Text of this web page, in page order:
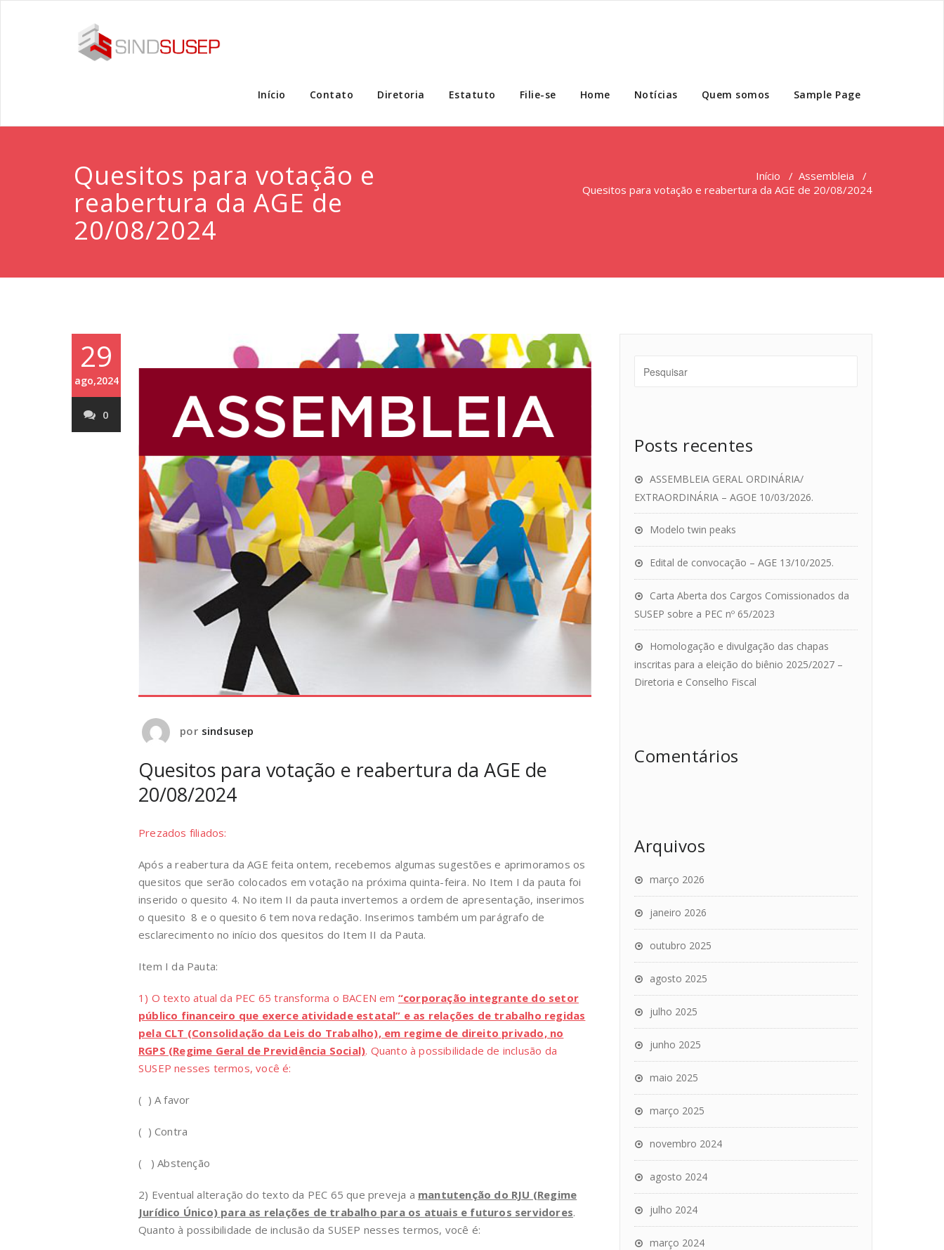
Início Contato Diretoria Estatuto Filie-se Home Notícias Quem somos Sample Page
Quesitos para votação e
reabertura da AGE de
20/08/2024
Início / Assembleia /
Quesitos para votação e reabertura da AGE de 20/08/2024
29
ago,2024
0
por sindsusep
Quesitos para votação e reabertura da AGE de
20/08/2024
Prezados filiados:
Após a reabertura da AGE feita ontem, recebemos algumas sugestões e aprimoramos os
quesitos que serão colocados em votação na próxima quinta-feira. No Item I da pauta foi
inserido o quesito 4. No item II da pauta invertemos a ordem de apresentação, inserimos
o quesito 8 e o quesito 6 tem nova redação. Inserimos também um parágrafo de
esclarecimento no início dos quesitos do Item II da Pauta.
Item I da Pauta:
1) O texto atual da PEC 65 transforma o BACEN em “corporação integrante do setor
público financeiro que exerce atividade estatal” e as relações de trabalho regidas
pela CLT (Consolidação da Leis do Trabalho), em regime de direito privado, no
RGPS (Regime Geral de Previdência Social). Quanto à possibilidade de inclusão da
SUSEP nesses termos, você é:
( ) A favor
( ) Contra
( ) Abstenção
2) Eventual alteração do texto da PEC 65 que preveja a mantutenção do RJU (Regime
Jurídico Único) para as relações de trabalho para os atuais e futuros servidores.
Quanto à possibilidade de inclusão da SUSEP nesses termos, você é:
Posts recentes
ASSEMBLEIA GERAL ORDINÁRIA/
EXTRAORDINÁRIA – AGOE 10/03/2026.
Modelo twin peaks
Edital de convocação – AGE 13/10/2025.
Carta Aberta dos Cargos Comissionados da
SUSEP sobre a PEC nº 65/2023
Homologação e divulgação das chapas
inscritas para a eleição do biênio 2025/2027 –
Diretoria e Conselho Fiscal
Comentários
Arquivos
março 2026
janeiro 2026
outubro 2025
agosto 2025
julho 2025
junho 2025
maio 2025
março 2025
novembro 2024
agosto 2024
julho 2024
março 2024